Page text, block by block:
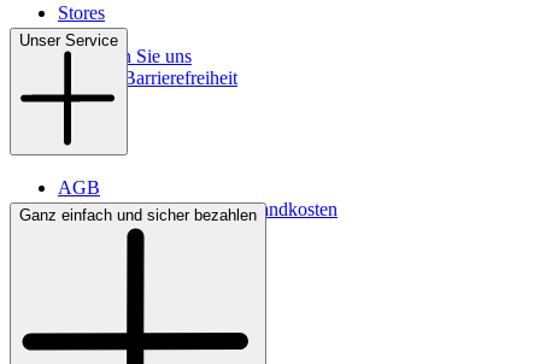
Stores
Kontakt
So finden Sie uns
Digitale Barrierefreiheit
Unser Service
AGB
Lieferbedingungen & Versandkosten
Bezahlung
Ganz einfach und sicher bezahlen